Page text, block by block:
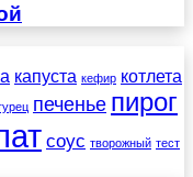
капуста кефир котлета
печенье пирог
соус творожный тест